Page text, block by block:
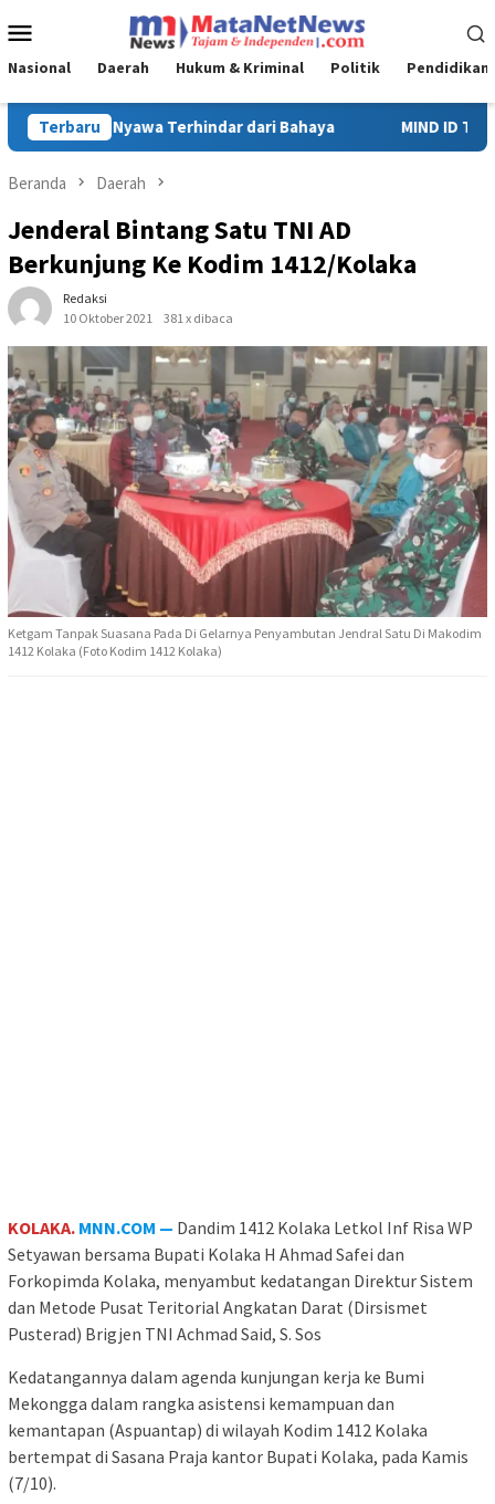
ke
Mobile
Nasional Daerah Hukum & Kriminal Politik Pendidikan
Terbaru
MIND ID Tegaskan Dukungan Penuh Bagi PT Vale di
Beranda Daerah
Jenderal Bintang Satu TNI AD
Berkunjung Ke Kodim 1412/Kolaka
Redaksi
10 Oktober 2021
381 x dibaca
Ketgam Tanpak Suasana Pada Di Gelarnya Penyambutan Jendral Satu Di Makodim
1412 Kolaka (Foto Kodim 1412 Kolaka)
KOLAKA. MNN.COM — Dandim 1412 Kolaka Letkol Inf Risa WP
Setyawan bersama Bupati Kolaka H Ahmad Safei dan
Forkopimda Kolaka, menyambut kedatangan Direktur Sistem
dan Metode Pusat Teritorial Angkatan Darat (Dirsismet
Pusterad) Brigjen TNI Achmad Said, S. Sos
Kedatangannya dalam agenda kunjungan kerja ke Bumi
Mekongga dalam rangka asistensi kemampuan dan
kemantapan (Aspuantap) di wilayah Kodim 1412 Kolaka
bertempat di Sasana Praja kantor Bupati Kolaka, pada Kamis
(7/10).